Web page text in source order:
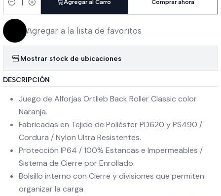
Cantidad
Agregar al Carro Comprar ahora
Agregar a la lista de favoritos
Mostrar stock de ubicaciones
DESCRIPCIÓN
Juego de Alforjas Ortlieb Back Roller Classic color
Naranja.
Fabricadas en Tejido de Poliéster PD620 y PS490 /
Cordura / Nylon Ultra Resistentes.
Protección IP64 / 100% Estancas e Impermeables /
Sistema de Cierre por Enrollado.
Bolsillo interno con Cierre y divisiones que permiten
organizar la carga.